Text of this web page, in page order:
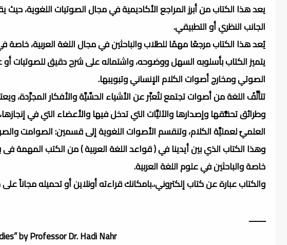
يعد هذا الكتاب من أبرز المراجع الأكاديمية في مجال الصوتيات اللغوية،
الجانب النظري أو التطبيقي.​
يُعد هذا الكتاب مرجعًا مهمًا للطلاب والباحثين في مجال اللغة العربية،
يتميز الكتاب بأسلوبه السهل ووضوحه، واشتماله على شرح دقيق للصوتيات أو
الصوتي ومخارج أصوات الكلام الإنساني وتبويبها.
تتألَّفُ اللغة من أصوات تجتمع لتُعبِّر عن الأشياء الحسِّيَّة والأفكار المجرَّدة،
وطرائق تحقُّقها وإصدارها والآليَّات التي تدخل فيها والأعضاء التي في
العلميّ لعمليَّة الكلام، وتنقسم الأصوات اللغوية إلى قسمين: الصوامت
وهذا الكتاب الذي بين أيدينا في ( قواعد اللغة العربية ) من الكتب المهمة
خاصة والباحثين في علوم اللغة العربية.
والكتاب عبارة عن كتاب إلكتروني،.بامكانك قراءته أونلاين أو تحميله
ــــــــ
by Professor Dr. Hadi Nahr.